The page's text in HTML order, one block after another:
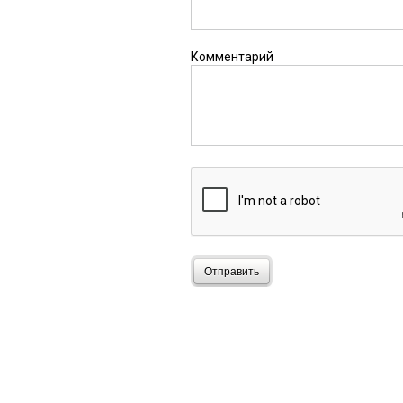
Анна 19 августа 2015 в
Комментарий
Отправить